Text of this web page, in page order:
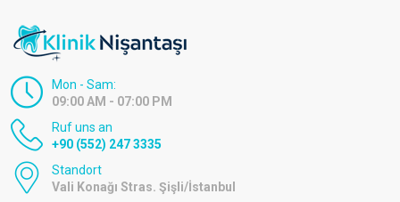
Mon - Sam:
09:00 AM - 07:00 PM
Ruf uns an
+90 (552) 247 3335
Standort
Vali Konağı Stras. Şişli/İstanbul